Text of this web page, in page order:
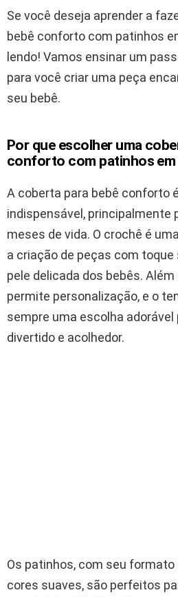
Se você deseja aprender a
bebê conforto com patinhos
lendo! Vamos ensinar um
para você criar uma peça
seu bebê.
Por que escolher uma
conforto com patinhos
A coberta para bebê conforto
indispensável, principalmente
meses de vida. O crochê é
a criação de peças com toque
pele delicada dos bebês.
permite personalização, e o
sempre uma escolha
divertido e acolhedor.
Os patinhos, com seu
cores suaves, são perfeitos